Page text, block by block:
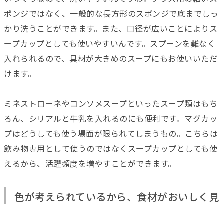
ポンジではなく、一般的な長方形のスポンジで底までしっ
かり洗うことができます。また、口径が広いことによりス
ープカップとしても使いやすいんです。スプーンを難なく
入れられるので、具材が大きめのスープにもお使いいただ
けます。
ミネストローネやコンソメスープといったスープ類はもち
ろん、シリアルと牛乳を入れるのにも便利です。マグカッ
プはどうしても使う場面が限られてしまうもの。こちらは
飲み物専用として使うのではなくスープカップとしても使
えるから、活躍頻度を増やすことができます。
色が考えられているから、食材がおいしく見